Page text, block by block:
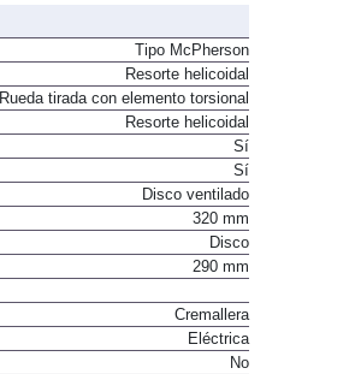
Tipo McPherson
Resorte helicoidal
Rueda tirada con elemento torsional
Resorte helicoidal
Sí
Sí
Disco ventilado
320 mm
Disco
290 mm
Cremallera
Eléctrica
No